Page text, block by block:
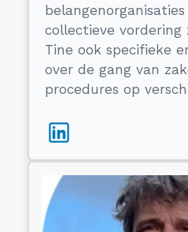
collectieve
Tine ook specifieke
over de gang van
procedures op